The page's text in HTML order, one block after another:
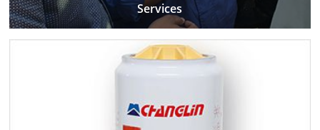
Services